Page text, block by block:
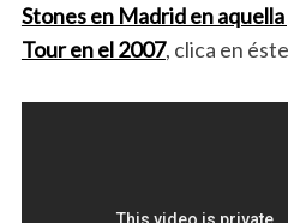
Stones en Madrid en
Tour en el 2007, clica en